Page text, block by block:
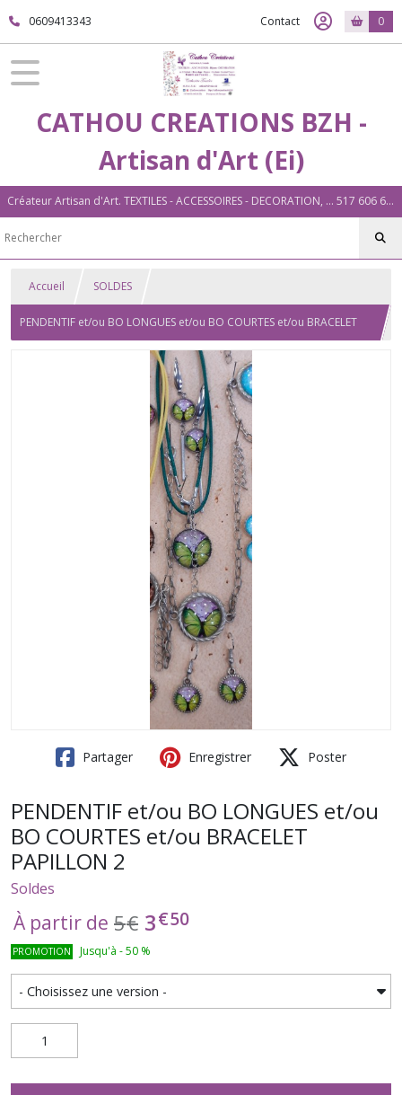
0609413343 Contact 0
CATHOU CREATIONS BZH -
Artisan d'Art (Ei)
Créateur Artisan d'Art. TEXTILES - ACCESSOIRES - DECORATION, ... 517 606 604 00026 Plouigneau (29)
Accueil SOLDES
PENDENTIF et/ou BO LONGUES et/ou BO COURTES et/ou BRACELET
Partager Enregistrer Poster
PENDENTIF et/ou BO LONGUES et/ou
BO COURTES et/ou BRACELET
PAPILLON 2
Soldes
À partir de 5€ 3€50
PROMOTION Jusqu'à -50 %